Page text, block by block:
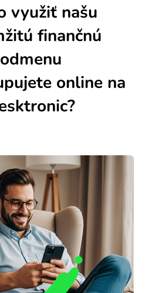
využiť našu
finančnú
odmenu
online na